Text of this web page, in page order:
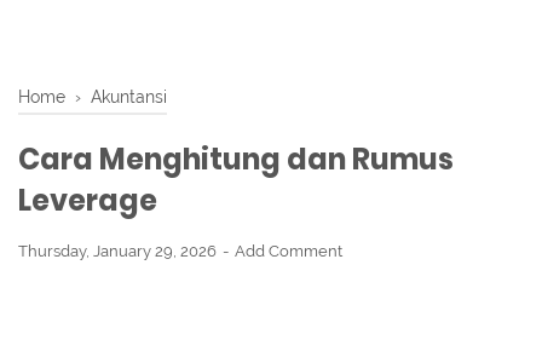
Home › Akuntansi
Cara Menghitung dan Rumus
Leverage
Thursday, January 29, 2026 Add Comment